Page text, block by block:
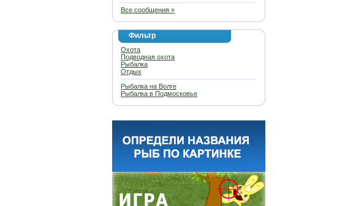
Все сообщения »
Фильтр
Охота
Подводная охота
Рыбалка
Отдых
Рыбалка на Волге
Рыбалка в Подмосковье